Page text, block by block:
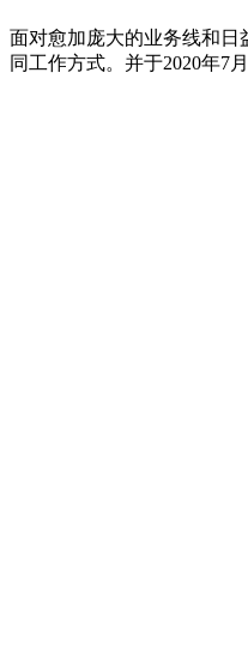
面对愈加庞大的业务线和日
同工作方式。并于2020年7